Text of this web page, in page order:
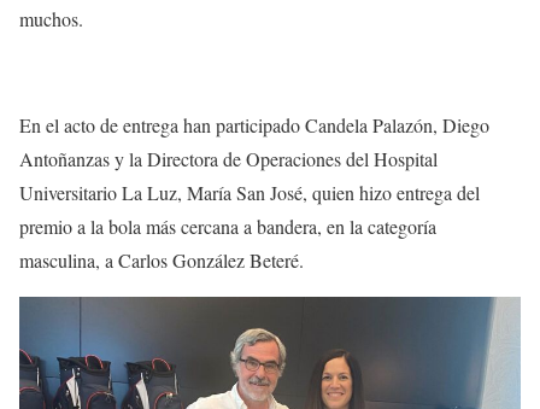
muchos.
En el acto de entrega han participado Candela Palazón, Diego
Antoñanzas y la Directora de Operaciones del Hospital
Universitario La Luz, María San José, quien hizo entrega del
premio a la bola más cercana a bandera, en la categoría
masculina, a Carlos González Beteré.